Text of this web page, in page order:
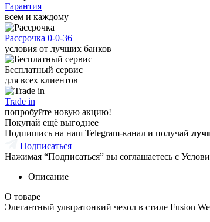
Гарантия
всем и каждому
Рассрочка 0-0-36
условия от лучших банков
Бесплатный сервис
для всех клиентов
Trade in
попробуйте новую акцию!
Покупай ещё выгоднее
Подпишись на наш Telegram-канал и получай
Подписаться
Нажимая “Подписаться” вы соглашаетесь с
Описание
О товаре
Элегантный ультратонкий чехол в стиле Fusion